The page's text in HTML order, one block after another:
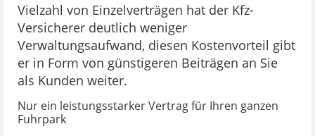
Vielzahl von Einzelverträgen hat der Kfz-
Versicherer deutlich weniger
Verwaltungsaufwand, diesen Kostenvorteil gibt
er in Form von günstigeren Beiträgen an Sie
als Kunden weiter.
Nur ein leistungsstarker Vertrag für Ihren ganzen
Fuhrpark